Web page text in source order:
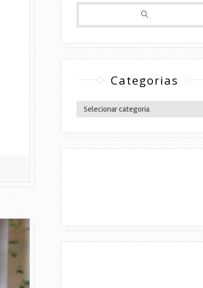
Categorias
Categorias